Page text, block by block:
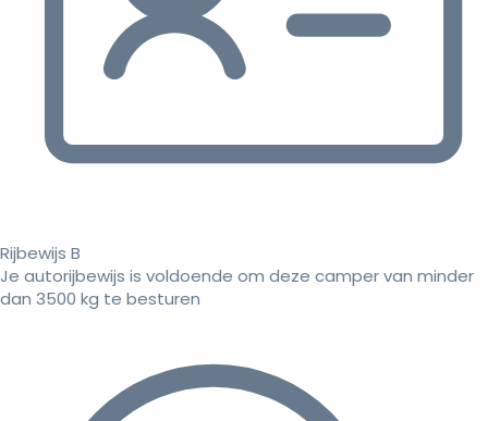
Rijbewijs B
Je autorijbewijs is voldoende om deze camper van minder
dan 3500 kg te besturen